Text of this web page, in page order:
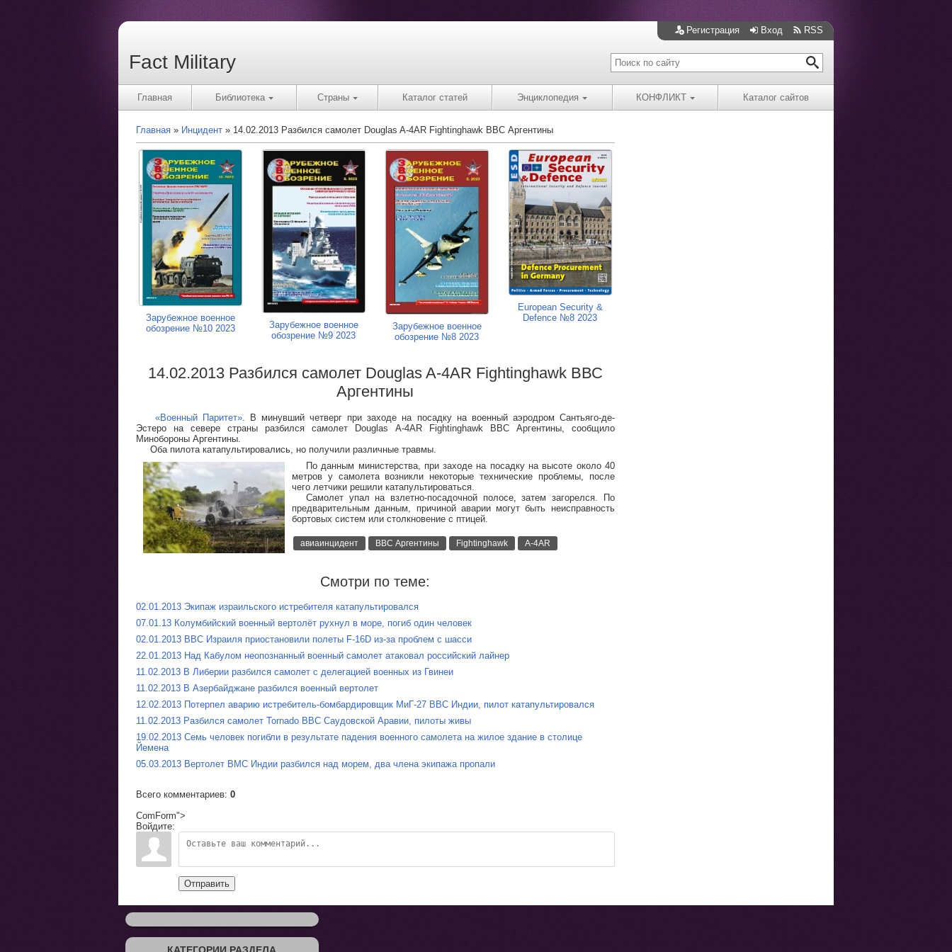
Регистрация Вход RSS
Fact Military
Главная Библиотека Страны Каталог статей Энциклопедия КОНФЛИКТ Каталог сайтов
Главная Инцидент 14.02.2013 Разбился самолет Douglas A-4AR Fightinghawk ВВС Аргентины
Зарубежное военное
обозрение №10 2023
Зарубежное военное
обозрение №9 2023
Зарубежное военное
обозрение №8 2023
European Security &
Defence №8 2023
14.02.2013 Разбился самолет Douglas A-4AR Fightinghawk ВВС
Аргентины
«Военный Паритет» . В минувший четверг при заходе на посадку на военный аэродром Сантьяго-де-
Эстеро на севере страны разбился самолет Douglas A-4AR Fightinghawk ВВС Аргентины, сообщило
Минобороны Аргентины.
Оба пилота катапультировались, но получили различные травмы.
По данным министерства, при заходе на посадку на высоте около 40
метров у самолета возникли некоторые технические проблемы, после
чего летчики решили катапультироваться.
Самолет упал на взлетно-посадочной полосе, затем загорелся. По
предварительным данным, причиной аварии могут быть неисправность
бортовых систем или столкновение с птицей.
авиаинцидент ВВС Аргентины Fightinghawk A-4AR
Смотри по теме:
02.01.2013 Экипаж израильского истребителя катапультировался
07.01.13 Колумбийский военный вертолёт рухнул в море, погиб один человек
02.01.2013 ВВС Израиля приостановили полеты F-16D из-за проблем с шасси
22.01.2013 Над Кабулом неопознанный военный самолет атаковал российский лайнер
11.02.2013 В Либерии разбился самолет с делегацией военных из Гвинеи
11.02.2013 В Азербайджане разбился военный вертолет
12.02.2013 Потерпел аварию истребитель-бомбардировщик МиГ-27 ВВС Индии, пилот катапультировался
11.02.2013 Разбился самолет Tornado ВВС Саудовской Аравии, пилоты живы
19.02.2013 Семь человек погибли в результате падения военного самолета на жилое здание в столице
Йемена
05.03.2013 Вертолет ВМС Индии разбился над морем, два члена экипажа пропали
Всего комментариев: 0
ComForm">
Войдите:
Отправить
КАТЕГОРИИ РАЗДЕЛА